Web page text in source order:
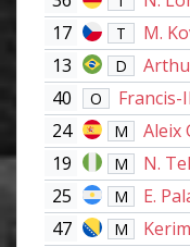
17
T
M.
13
D
40
O
Francis-
24
M Aleix
19 M N.
25 M
E.
47
M